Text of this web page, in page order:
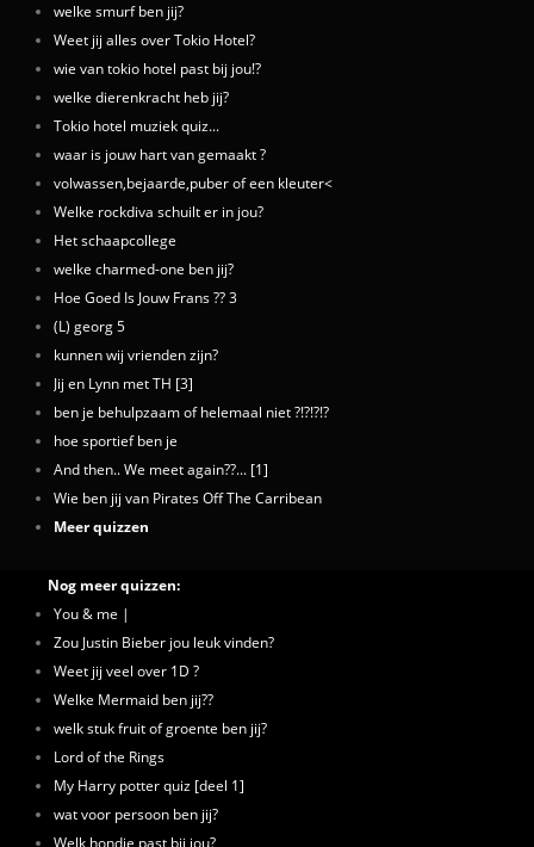
welke smurf ben jij?
Weet jij alles over Tokio Hotel?
wie van tokio hotel past bij jou!?
welke dierenkracht heb jij?
Tokio hotel muziek quiz...
waar is jouw hart van gemaakt ?
volwassen,bejaarde,puber of een kleuter<
Welke rockdiva schuilt er in jou?
Het schaapcollege
welke charmed-one ben jij?
Hoe Goed Is Jouw Frans ?? 3
(L) georg 5
kunnen wij vrienden zijn?
Jij en Lynn met TH [3]
ben je behulpzaam of helemaal niet ?!?!?!?
hoe sportief ben je
And then.. We meet again??... [1]
Wie ben jij van Pirates Off The Carribean
Meer quizzen
Nog meer quizzen:
You & me |
Zou Justin Bieber jou leuk vinden?
Weet jij veel over 1D ?
Welke Mermaid ben jij??
welk stuk fruit of groente ben jij?
Lord of the Rings
My Harry potter quiz [deel 1]
wat voor persoon ben jij?
Welk hondje past bij jou?